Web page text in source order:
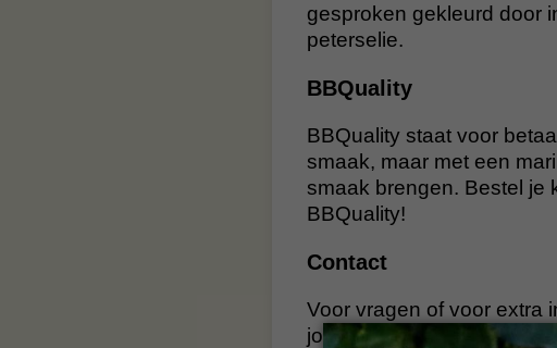
gesproken gekleurd door
peterselie.
BBQuality
BBQuality staat voor
smaak, maar met een
smaak brengen. Bestel je
BBQuality!
Contact
Voor vragen of voor extra
jouw vraag hier niet